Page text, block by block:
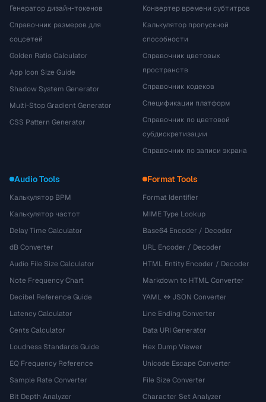
Генератор дизайн-токенов
Справочник размеров для
соцсетей
Golden Ratio Calculator
App Icon Size Guide
Shadow System Generator
Multi-Stop Gradient Generator
CSS Pattern Generator
Конвертер времени субтитров
Калькулятор пропускной
способности
Справочник цветовых
пространств
Справочник кодеков
Спецификации платформ
Справочник по цветовой
субдискретизации
Справочник по записи экрана
Audio Tools
Калькулятор BPM
Калькулятор частот
Delay Time Calculator
dB Converter
Audio File Size Calculator
Note Frequency Chart
Decibel Reference Guide
Latency Calculator
Cents Calculator
Loudness Standards Guide
EQ Frequency Reference
Sample Rate Converter
Bit Depth Analyzer
Format Tools
Format Identifier
MIME Type Lookup
Base64 Encoder / Decoder
URL Encoder / Decoder
HTML Entity Encoder / Decoder
Markdown to HTML Converter
YAML ↔ JSON Converter
Line Ending Converter
Data URI Generator
Hex Dump Viewer
Unicode Escape Converter
File Size Converter
Character Set Analyzer